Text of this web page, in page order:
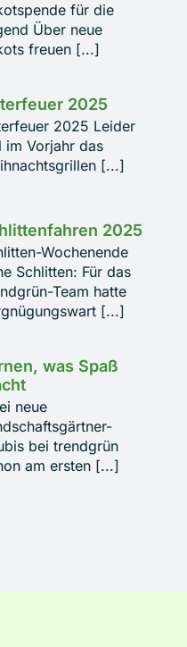
für die
Über neue
freuen [...]
2025
2025 Leider
im Vorjahr das
[...]
2025
Wochenende
Schlitten: Für das
Team hatte
[...]
was Spaß
neue
bei trendgrün
am ersten [...]